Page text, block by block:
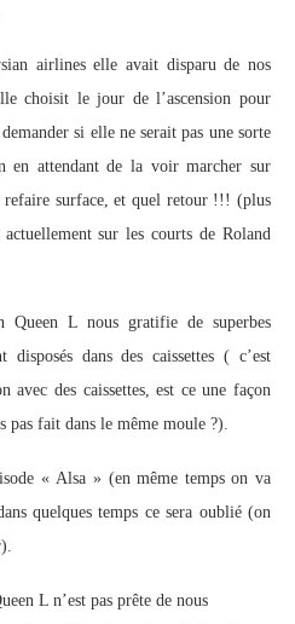
airlines elle avait disparu de nos
choisit le jour de l’ascension pour
si elle ne serait pas une sorte
en attendant de la voir marcher sur
refaire surface, et quel retour !!! (plus
actuellement sur les courts de Roland
Queen L nous gratifie de superbes
disposés dans des caissettes ( c’est
avec des caissettes, est ce une façon
pas fait dans le même moule ?).
« Alsa » (en même temps on va
quelques temps ce sera oublié (on
L n’est pas prête de nous